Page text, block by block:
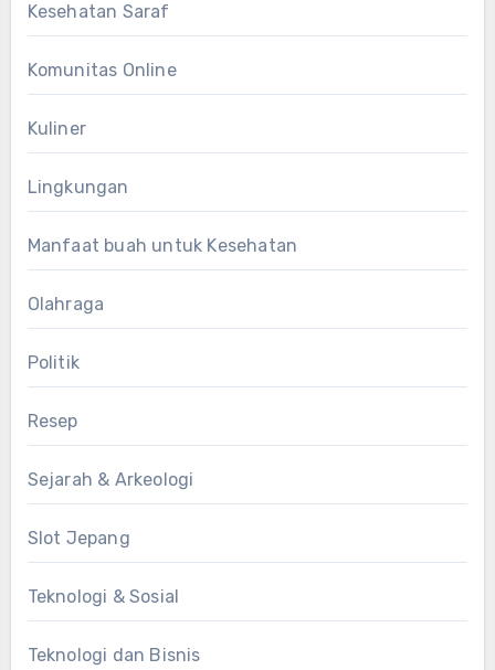
Kesehatan Saraf
Komunitas Online
Kuliner
Lingkungan
Manfaat buah untuk Kesehatan
Olahraga
Politik
Resep
Sejarah & Arkeologi
Slot Jepang
Teknologi & Sosial
Teknologi dan Bisnis